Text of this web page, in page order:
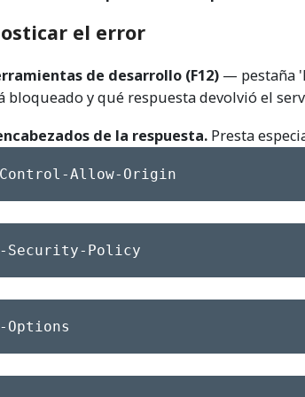
el error
de desarrollo (F12) — pestaña
bloqueado y qué respuesta devolvió el
de la respuesta. Presta
Control-Allow-Origin
Security-Policy
Options